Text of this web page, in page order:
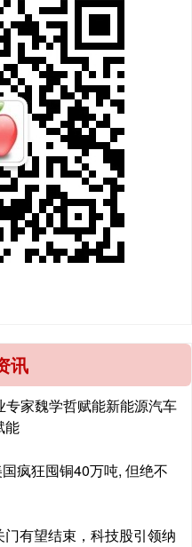
讯
家魏学哲赋能新能源汽车
能
疯狂囤铜40万吨, 但绝不
有望结束，科技股引领纳